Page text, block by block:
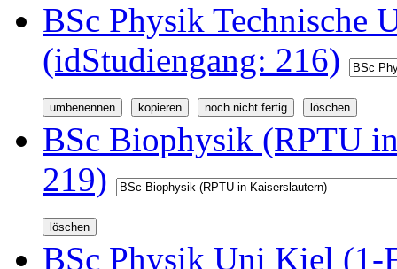
BSc Physik Technische
(idStudiengang: 216)
BSc Biophysik (RPTU
219)
BSc Physik Uni Kiel (1-